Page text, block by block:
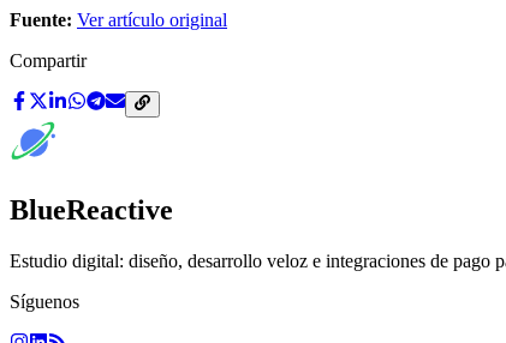
Fuente: Ver artículo original
Compartir
BlueReactive
Estudio digital: diseño, desarrollo veloz e integraciones de pago
Síguenos